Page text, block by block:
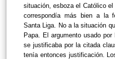
situación, esboza el Católico
correspondía más bien a la
Santa Liga. No a la situación
Papa. El argumento usado
se justificaba por la citada
tenía entonces justificación.